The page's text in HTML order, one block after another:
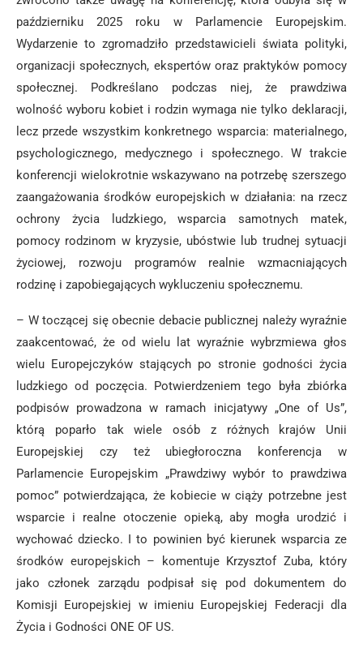
październiku 2025 roku w Parlamencie Europejskim.
Wydarzenie to zgromadziło przedstawicieli świata polityki,
organizacji społecznych, ekspertów oraz praktyków pomocy
społecznej. Podkreślano podczas niej, że prawdziwa
wolność wyboru kobiet i rodzin wymaga nie tylko deklaracji,
lecz przede wszystkim konkretnego wsparcia: materialnego,
psychologicznego, medycznego i społecznego. W trakcie
konferencji wielokrotnie wskazywano na potrzebę szerszego
zaangażowania środków europejskich w działania: na rzecz
ochrony życia ludzkiego, wsparcia samotnych matek,
pomocy rodzinom w kryzysie, ubóstwie lub trudnej sytuacji
życiowej, rozwoju programów realnie wzmacniających
rodzinę i zapobiegających wykluczeniu społecznemu.
– W toczącej się obecnie debacie publicznej należy wyraźnie
zaakcentować, że od wielu lat wyraźnie wybrzmiewa głos
wielu Europejczyków stających po stronie godności życia
ludzkiego od poczęcia. Potwierdzeniem tego była zbiórka
podpisów prowadzona w ramach inicjatywy „One of Us”,
którą poparło tak wiele osób z różnych krajów Unii
Europejskiej czy też ubiegłoroczna konferencja w
Parlamencie Europejskim „Prawdziwy wybór to prawdziwa
pomoc” potwierdzająca, że kobiecie w ciąży potrzebne jest
wsparcie i realne otoczenie opieką, aby mogła urodzić i
wychować dziecko. I to powinien być kierunek wsparcia ze
środków europejskich – komentuje Krzysztof Zuba, który
jako członek zarządu podpisał się pod dokumentem do
Komisji Europejskiej w imieniu Europejskiej Federacji dla
Życia i Godności ONE OF US.